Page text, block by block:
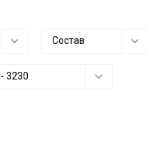
Состав
- 3230